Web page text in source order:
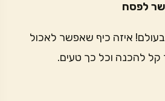
לפסח
איזה כיף שאפשר לאכול
להכנה וכל כך טעים.